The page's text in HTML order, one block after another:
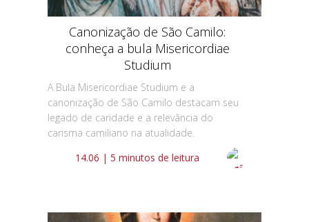
Canonização de São Camilo:
conheça a bula Misericordiae
Studium
A Bula Misericordiae Studium e a
canonização de São Camilo destacam seu
legado de caridade e a relevância do
carisma camiliano na atualidade.
14.06 | 5 minutos de leitura